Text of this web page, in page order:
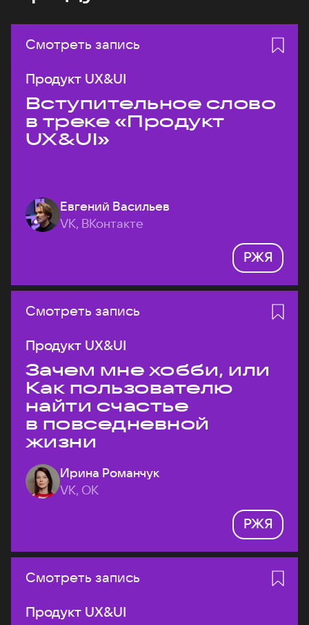
Смотреть запись
Продукт UX&UI
Вступительное слово
в треке «Продукт
UX&UI»
Евгений Васильев
VK, ВКонтакте
РЖЯ
Смотреть запись
Продукт UX&UI
Зачем мне хобби, или
Как пользователю
найти счастье
в повседневной
жизни
Ирина Романчук
VK, ОК
РЖЯ
Смотреть запись
Продукт UX&UI